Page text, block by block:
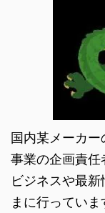
国内某メーカ
事業の企画責
ビジネスや最
まに行ってい